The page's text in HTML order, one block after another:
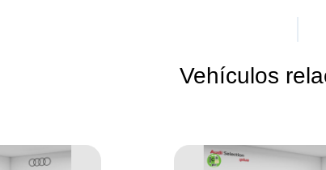
Vehículos